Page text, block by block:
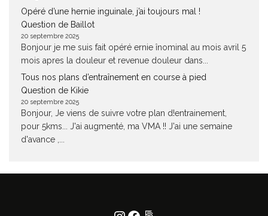
Opéré d’une hernie inguinale, j’ai toujours mal !
Question de Baillot
20 septembre 2025
Bonjour je me suis fait opéré ernie înominal au mois avril 5
mois apres la douleur et revenue douleur dans...
Tous nos plans d’entraînement en course à pied
Question de Kikie
20 septembre 2025
Bonjour, Je viens de suivre votre plan d!entrainement,
pour 5kms... J'ai augmenté, ma VMA !! J'ai une semaine
d'avance ,...